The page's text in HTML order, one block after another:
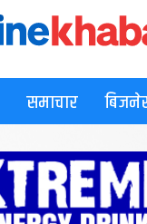
समाचार